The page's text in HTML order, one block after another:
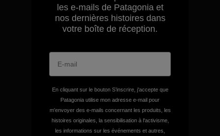
Nous assumons la
responsabilité de notre
impact.
Découvrez notre empreinte carbone
Nous soutenons l'activisme
les e-mails de Patagonia et
nos dernières histoires dans
votre boîte de réception.
En cliquant sur le bouton S’inscrire, j'accepte que
Patagonia utilise mon adresse e-mail pour
m'envoyer des e-mails concernant les produits, les
histoires originales, la sensibilisation à l'activisme,
les informations sur les événements et autres,